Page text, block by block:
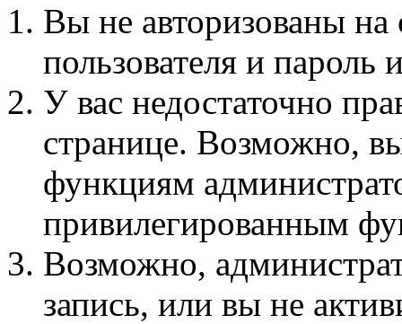
Вы не авторизованы на
пользователя и пароль
У вас недостаточно
странице. Возможно,
функциям
привилегированным
Возможно,
запись, или вы не